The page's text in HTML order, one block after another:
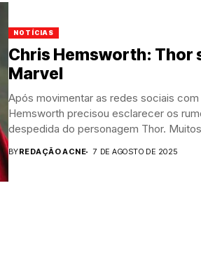
NOTÍCIAS
Chris Hemsworth: Thor
Marvel
Após movimentar as redes sociais
Hemsworth precisou esclarecer os
despedida do personagem Thor.
BYREDAÇÃO ACNE 7 DE AGOSTO DE 2025